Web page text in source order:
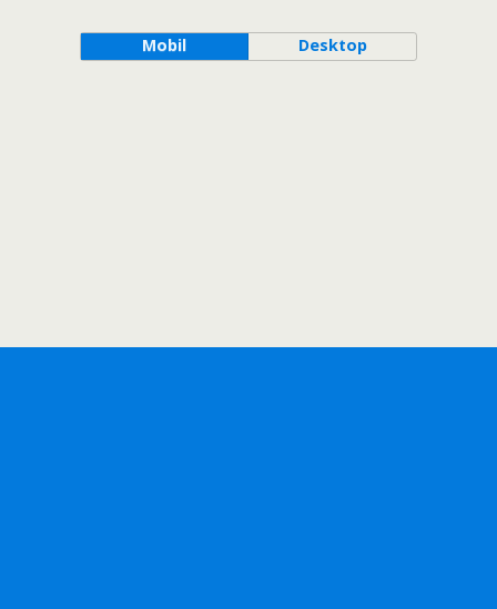
Mobil Desktop